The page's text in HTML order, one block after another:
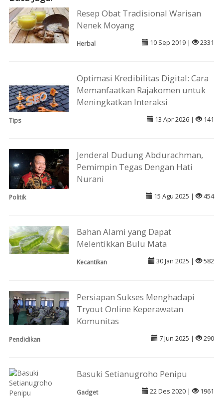
Resep Obat Tradisional Warisan
Nenek Moyang
Herbal 10 Sep 2019 | 2331
Optimasi Kredibilitas Digital: Cara
Memanfaatkan Rajakomen untuk
Meningkatkan Interaksi
Tips 13 Apr 2026 | 141
Jenderal Dudung Abdurachman,
Pemimpin Tegas Dengan Hati
Nurani
Politik 15 Agu 2025 | 454
Bahan Alami yang Dapat
Melentikkan Bulu Mata
Kecantikan 30 Jan 2025 | 582
Persiapan Sukses Menghadapi
Tryout Online Keperawatan
Komunitas
Pendidikan 7 Jun 2025 | 290
Basuki Setianugroho Penipu
Gadget 22 Des 2020 | 1961